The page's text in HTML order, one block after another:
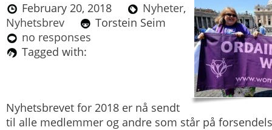
February 20, 2018 Nyheter,
Nyhetsbrev
Torstein Seim
no responses
Tagged with:
Nyhetsbrevet for 2018 er nå sendt
til alle medlemmer og andre som står på